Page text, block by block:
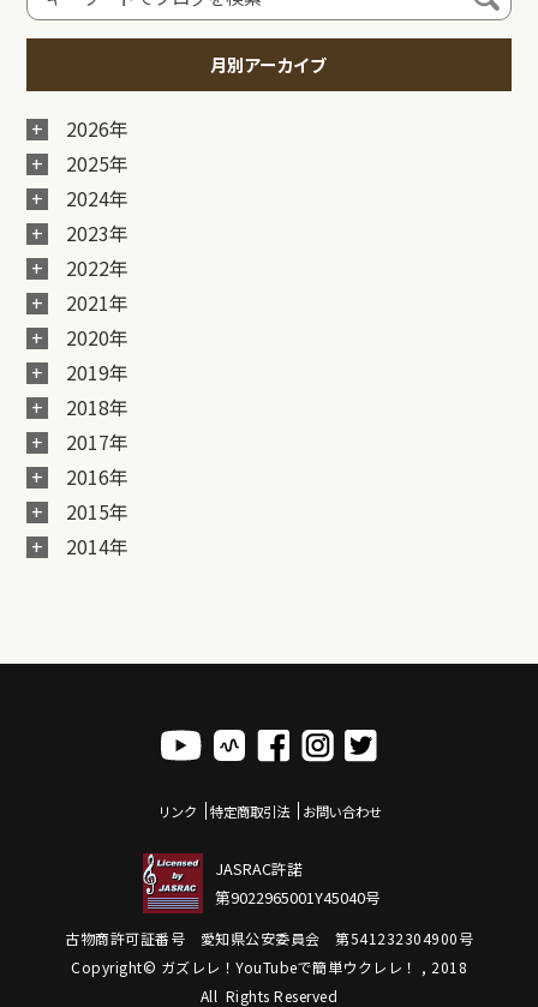
月別アーカイブ
2026年
2025年
2024年
2023年
2022年
2021年
2020年
2019年
2018年
2017年
2016年
2015年
2014年
リンク 特定商取引法 お問い合わせ
JASRAC許諾
第9022965001Y45040号
古物商許可証番号 愛知県公安委員会 第541232304900号
Copyright© ガズレレ！YouTubeで簡単ウクレレ！ , 2018
All Rights Reserved